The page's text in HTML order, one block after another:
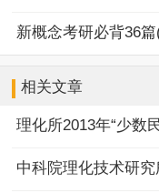
新概念考研必背36
相关文章
理化所2013年“少数